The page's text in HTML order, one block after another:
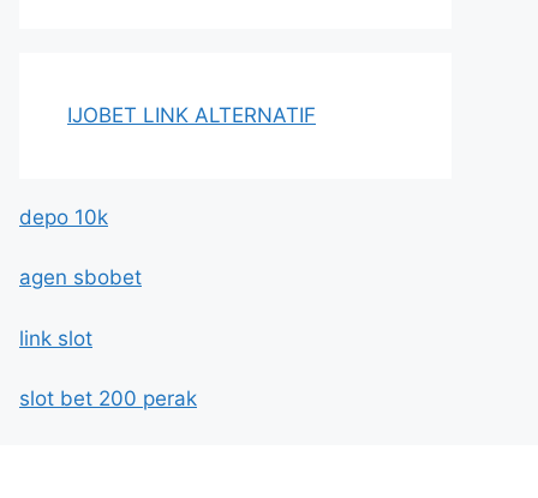
IJOBET LINK ALTERNATIF
depo 10k
agen sbobet
link slot
slot bet 200 perak